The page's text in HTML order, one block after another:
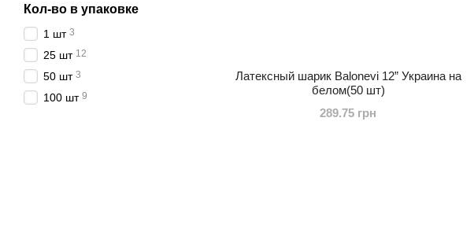
Латексный шарик Balonevi 12” Украина на
белом(50 шт)
289.75 грн
Кол-во в упаковке
1 шт 3
25 шт 12
50 шт 3
100 шт 9